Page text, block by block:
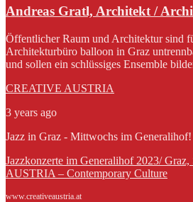
Andreas Gratl, Architekt /
Öffentlicher Raum und Architektur sind
Architekturbüro balloon in Graz
und sollen ein schlüssiges Ensemble
CREATIVE AUSTRIA
3 years ago
Jazz in Graz - Mittwochs im Generalihof!
Jazzkonzerte im Generalihof 2023/
AUSTRIA – Contemporary Culture
www.creativeaustria.at